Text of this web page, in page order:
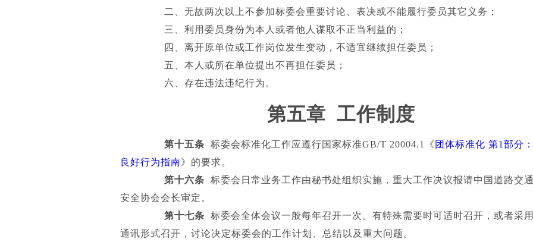
二、无故两次以上不参加标委会重要讨论、表决或不能履行委员其它义务；
三、利用委员身份为本人或者他人谋取不正当利益的；
四、离开原单位或工作岗位发生变动，不适宜继续担任委员；
五、本人或所在单位提出不再担任委员；
六、存在违法违纪行为。
第五章 工作制度
第十五条 标委会标准化工作应遵行国家标准GB/T 20004.1《 团体标准化 第1部分
良好行为指南》的要求。
第十六条 标委会日常业务工作由秘书处组织实施，重大工作决议报请中国道路交
安全协会会长审定。
第十七条 标委会全体会议一般每年召开一次。有特殊需要时可适时召开，或者采
通讯形式召开，讨论决定标委会的工作计划、总结以及重大问题。